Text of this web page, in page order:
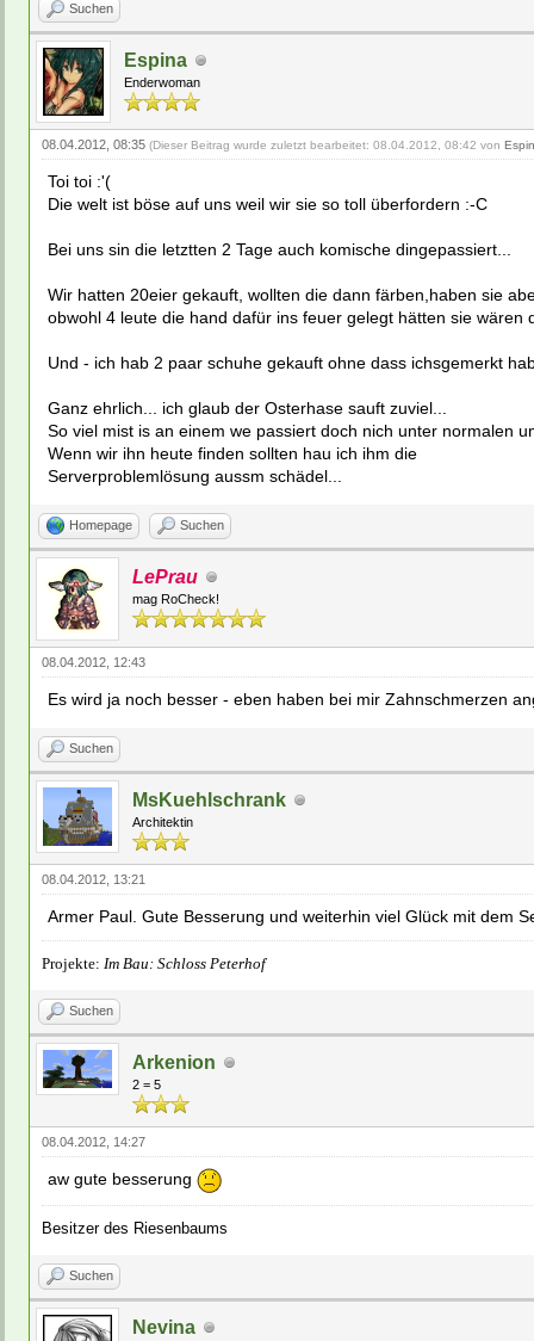
Suchen
Espina
Enderwoman
08.04.2012, 08:35 (Dieser Beitrag wurde zuletzt bearbeitet: 08.04.2012, 08:42 von
Toi toi :'(
Die welt ist böse auf uns weil wir sie so toll überfordern :-C
Bei uns sin die letztten 2 Tage auch komische dingepassiert...
Wir hatten 20eier gekauft, wollten die dann färben,haben sie
obwohl 4 leute die hand dafür ins feuer gelegt hätten sie wären
Und - ich hab 2 paar schuhe gekauft ohne dass ichsgemerkt
Ganz ehrlich... ich glaub der Osterhase sauft zuviel...
So viel mist is an einem we passiert doch nich unter normalen
Wenn wir ihn heute finden sollten hau ich ihm die
Serverproblemlösung aussm schädel...
Homepage Suchen
LePrau
mag RoCheck!
08.04.2012, 12:43
Es wird ja noch besser - eben haben bei mir Zahnschmerzen
Suchen
MsKuehlschrank
Architektin
08.04.2012, 13:21
Armer Paul. Gute Besserung und weiterhin viel Glück mit dem
Projekte: Im Bau: Schloss Peterhof
Suchen
Arkenion
2 = 5
08.04.2012, 14:27
aw gute besserung
Besitzer des Riesenbaums
Suchen
Nevina